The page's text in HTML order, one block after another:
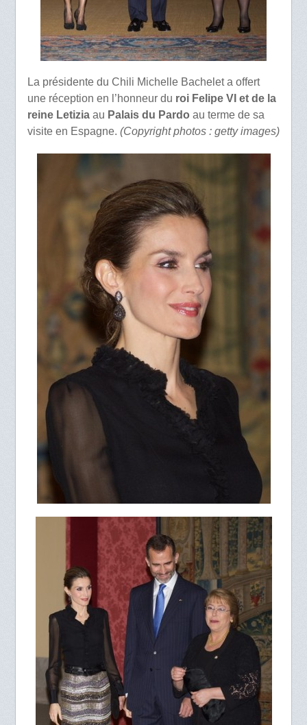
La présidente du Chili Michelle Bachelet a offert
une réception en l’honneur du roi Felipe VI et de la
reine Letiziaau Palais du Pardo au terme de sa
visite en Espagne. (Copyright photos : getty images)